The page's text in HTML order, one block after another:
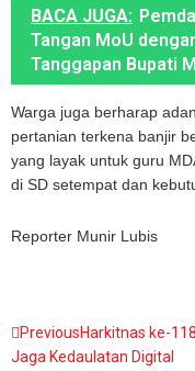
BACA JUGA:
Tangan MoU
Tanggapan Bupati
Warga juga berharap
pertanian terkena banjir
yang layak untuk guru
di SD setempat dan
Reporter Munir Lubis
PreviousHarkitnas ke-
Jaga Kedaulatan Digital